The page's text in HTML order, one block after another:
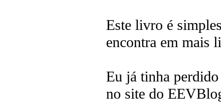
Este livro é
encontra em mais
Eu já tinha
no site do